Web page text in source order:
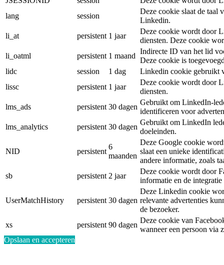
lang
session
Deze cookie slaat de taal
Linkedin.
li_at
persistent 1 jaar
Deze cookie wordt door
diensten. Deze cookie
li_oatml
persistent 1 maand
Indirecte ID van het lid
Deze cookie is
lidc
session 1 dag
Linkedin cookie gebruikt
lissc
persistent 1 jaar
Deze cookie wordt door
diensten.
lms_ads
persistent 30 dagen
Gebruikt om LinkedIn-
identificeren voor
lms_analytics
persistent 30 dagen
Gebruikt om LinkedIn
doeleinden.
NID persistent
6
maanden
Deze Google cookie
slaat een unieke
andere informatie, zoals
sb
persistent 2 jaar
Deze cookie wordt door
informatie en de
UserMatchHistory persistent 30 dagen
Deze Linkedin cookie
relevante advertenties
de bezoeker.
xs
persistent 90 dagen
Deze cookie van
wanneer een persoon via
Opslaan en accepteren